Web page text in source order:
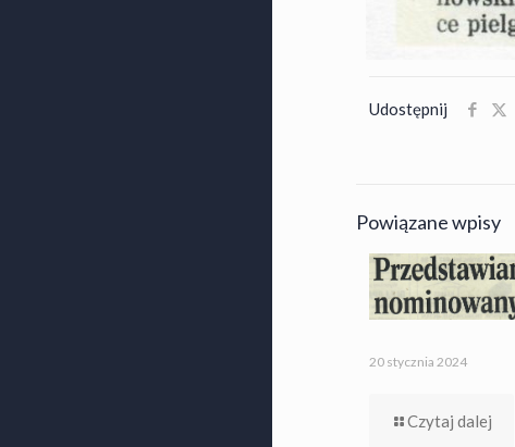
Udostępnij
Powiązane wpisy
20 stycznia 2024
Czytaj dalej